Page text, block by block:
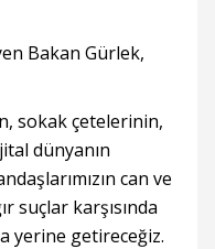
Bakan Gürlek,
sokak çetelerinin,
dünyanın
can ve
suçlar karşısında
yerine getireceğiz.